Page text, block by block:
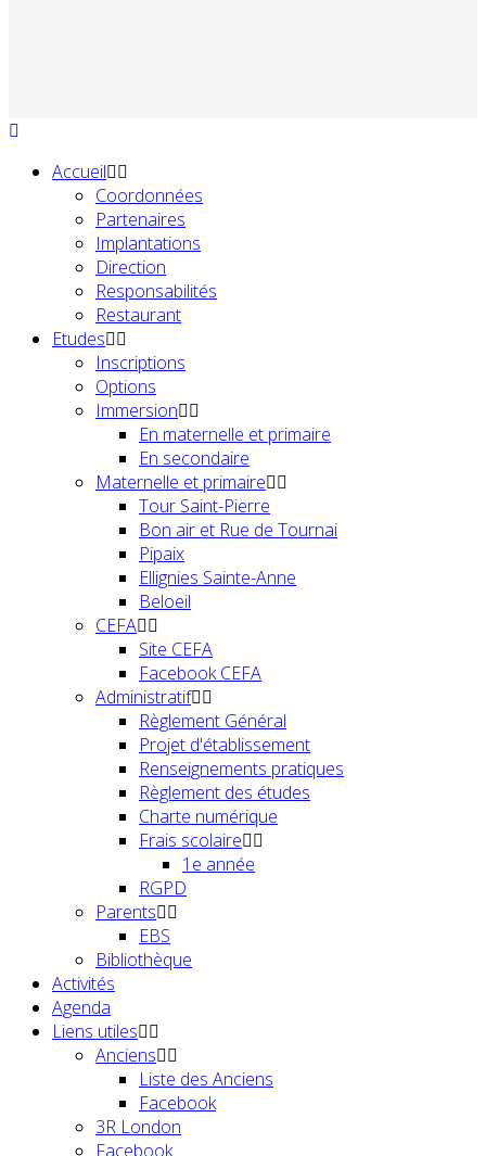
Accueil
Coordonnées
Partenaires
Implantations
Direction
Responsabilités
Restaurant
Etudes
Inscriptions
Options
Immersion
En maternelle et primaire
En secondaire
Maternelle et primaire
Tour Saint-Pierre
Bon air et Rue de Tournai
Pipaix
Ellignies Sainte-Anne
Beloeil
CEFA
Site CEFA
Facebook CEFA
Administratif
Règlement Général
Projet d'établissement
Renseignements pratiques
Règlement des études
Charte numérique
Frais scolaire
1e année
RGPD
Parents
EBS
Bibliothèque
Activités
Agenda
Liens utiles
Anciens
Liste des Anciens
Facebook
3R London
Facebook